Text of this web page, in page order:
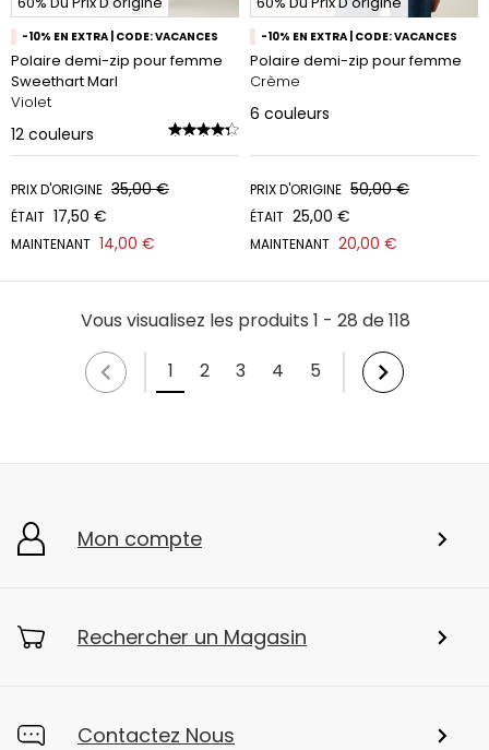
-10% EN EXTRA | CODE: VACANCES
Polaire demi-zip pour femme
Sweethart Marl
Violet
12 couleurs
PRIX D'ORIGINE 35,00 €
ÉTAIT 17,50 €
MAINTENANT 14,00 €
-10% EN EXTRA | CODE: VACANCES
Polaire demi-zip pour femme
Crème
6 couleurs
PRIX D'ORIGINE 50,00 €
ÉTAIT 25,00 €
MAINTENANT 20,00 €
Vous visualisez les produits 1 - 28 de 118
1
2 3 4 5
Mon compte
Rechercher un Magasin
Contactez Nous